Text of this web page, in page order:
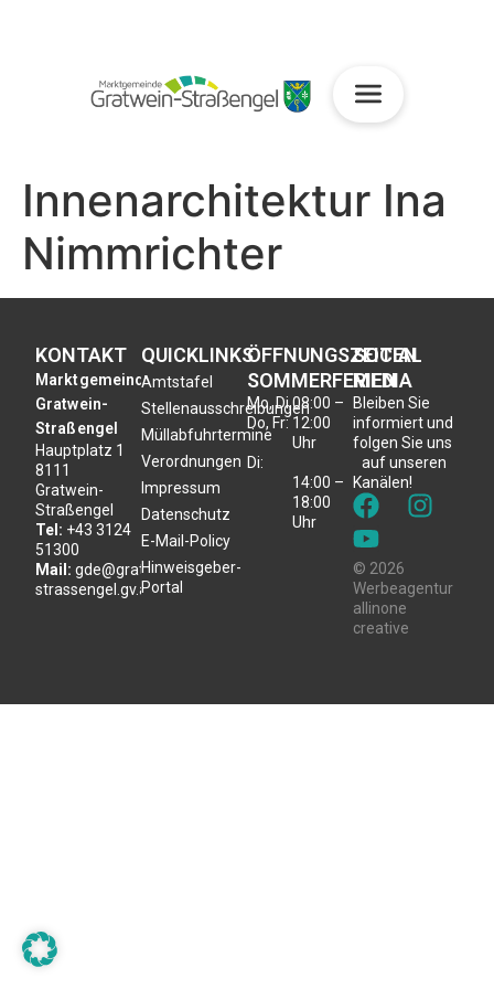
Innenarchitektur Ina
Nimmrichter
KONTAKT
Marktgemeinde
Gratwein-
Straßengel
Hauptplatz 1
8111
Gratwein-
Straßengel
Tel: +43 3124
51300
Mail: gde@gratwein-
strassengel.gv.at
QUICKLINKS
Amtstafel
Stellenausschreibungen
Müllabfuhrtermine
Verordnungen
Impressum
Datenschutz
E-Mail-Policy
Hinweisgeber-
Portal
ÖFFNUNGSZEITEN
SOMMERFERIEN
Mo, Di,
Do, Fr:
Di:
08:00 –
12:00
Uhr
14:00 –
18:00
Uhr
SOCIAL
MEDIA
Bleiben Sie
informiert und
folgen Sie uns
auf unseren
Kanälen!
© 2026
Werbeagentur
allinone
creative